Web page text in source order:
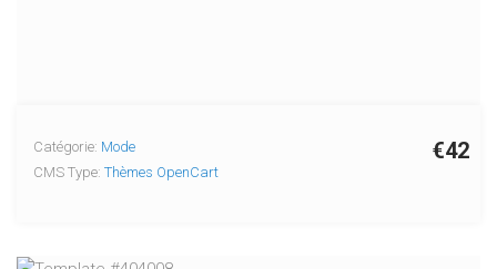
€42
Catégorie: Mode
CMS Type: Thèmes OpenCart